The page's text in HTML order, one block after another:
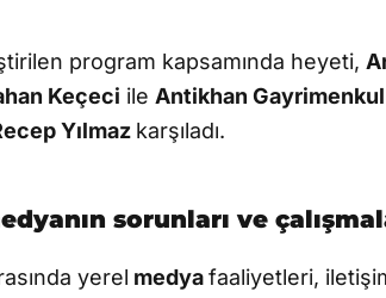
program kapsamında heyeti,
Keçeci ile Antikhan
Yılmaz karşıladı.
sorunları ve
yerel medyafaaliyetleri,